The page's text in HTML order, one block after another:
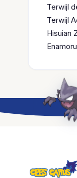
Terwijl
Terwijl
Hisuian